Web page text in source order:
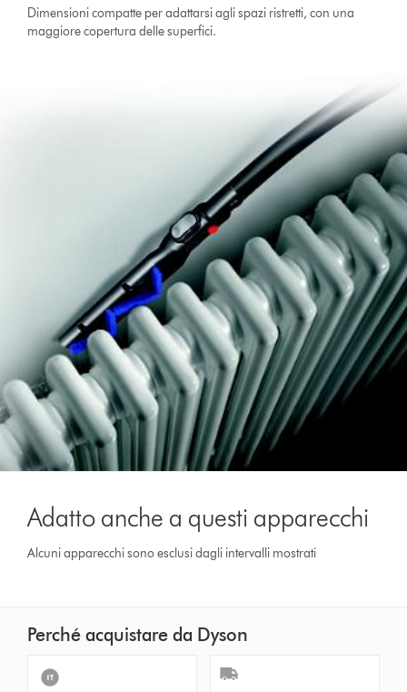
Dimensioni compatte per adattarsi agli spazi ristretti, con una
maggiore copertura delle superfici.
Adatto anche a questi apparecchi
Alcuni apparecchi sono esclusi dagli intervalli mostrati
Perché acquistare da Dyson